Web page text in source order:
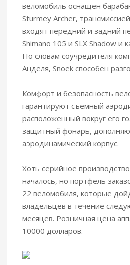
веломобиль оснащен
Sturmey Archer,
входят передний и задний
Shimano 105 и SLX Shadow и
По словам соучредителя
Анделя, Snoek способен
Комфорт и безопасность
гарантируют съемный
расположенный вокруг его
защитный фонарь,
аэродинамический корпус.
Хоть серийное
началось, но портфель
22 веломобиля, которые
владельцев в течение
месяцев. Розничная цена
10000 долларов.